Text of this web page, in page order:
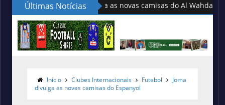
Últimas Notícias Adidas lança as novas camisas do
Início Clubes Internacionais Futebol
Joma
divulga as novas camisas do Espanyol